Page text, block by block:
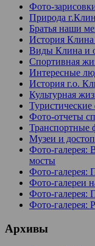
Фото-
Природа
Братья наши
История
Виды Клина и
Спортивная
Интересные
История г.о.
Культурная
Фото-отчеты
Транспортные
Музеи и
Фото-галерея:
мосты
Фото-галерея:
Фото-галереи
Фото-галерея:
Фото-галерея:
Архивы